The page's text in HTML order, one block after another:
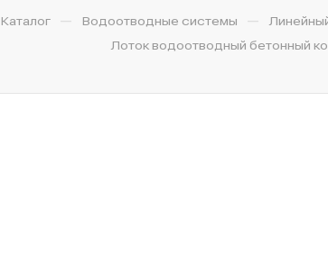
Каталог — Водоотводные системы —
Лоток водоотводный бетонный